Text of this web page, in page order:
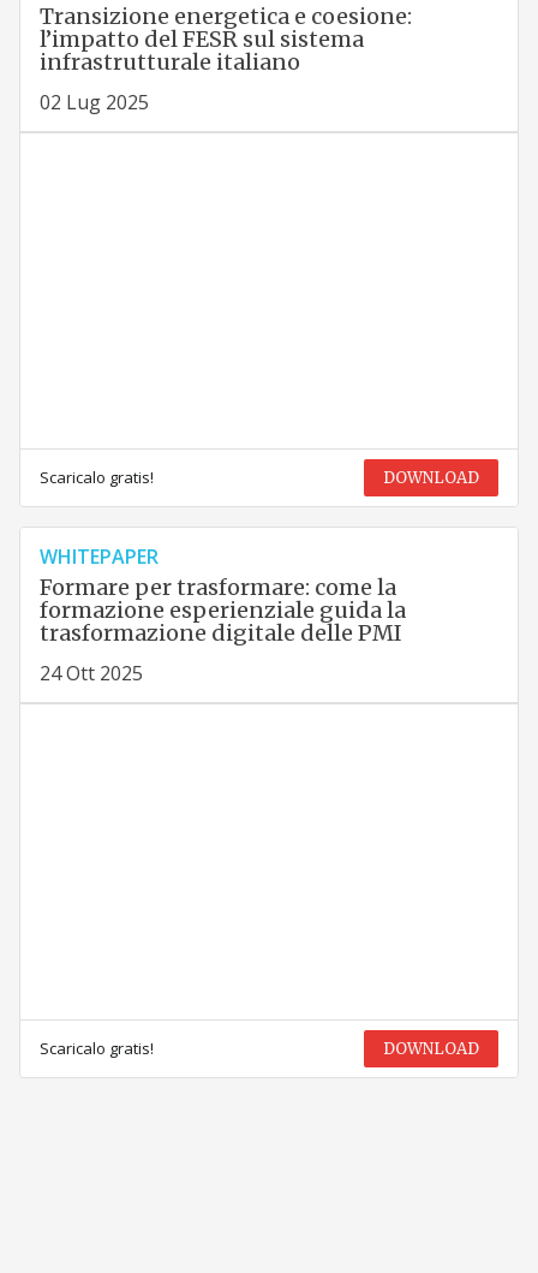
Transizione energetica e coesione:
l’impatto del FESR sul sistema
infrastrutturale italiano
02 Lug 2025
Scaricalo gratis! DOWNLOAD
WHITEPAPER
Formare per trasformare: come la
formazione esperienziale guida la
trasformazione digitale delle PMI
24 Ott 2025
Scaricalo gratis! DOWNLOAD